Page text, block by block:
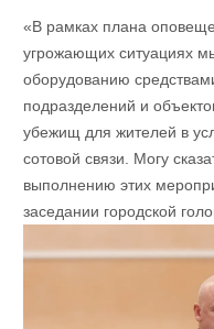
«В рамках плана
угрожающих ситуациях
оборудованию
подразделений и
убежищ для жителей в
сотовой связи. Могу
выполнению этих
заседании городской